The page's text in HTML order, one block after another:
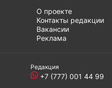
О проекте
Контакты редакции
Вакансии
Реклама
Редакция
+7 (777) 001 44 99